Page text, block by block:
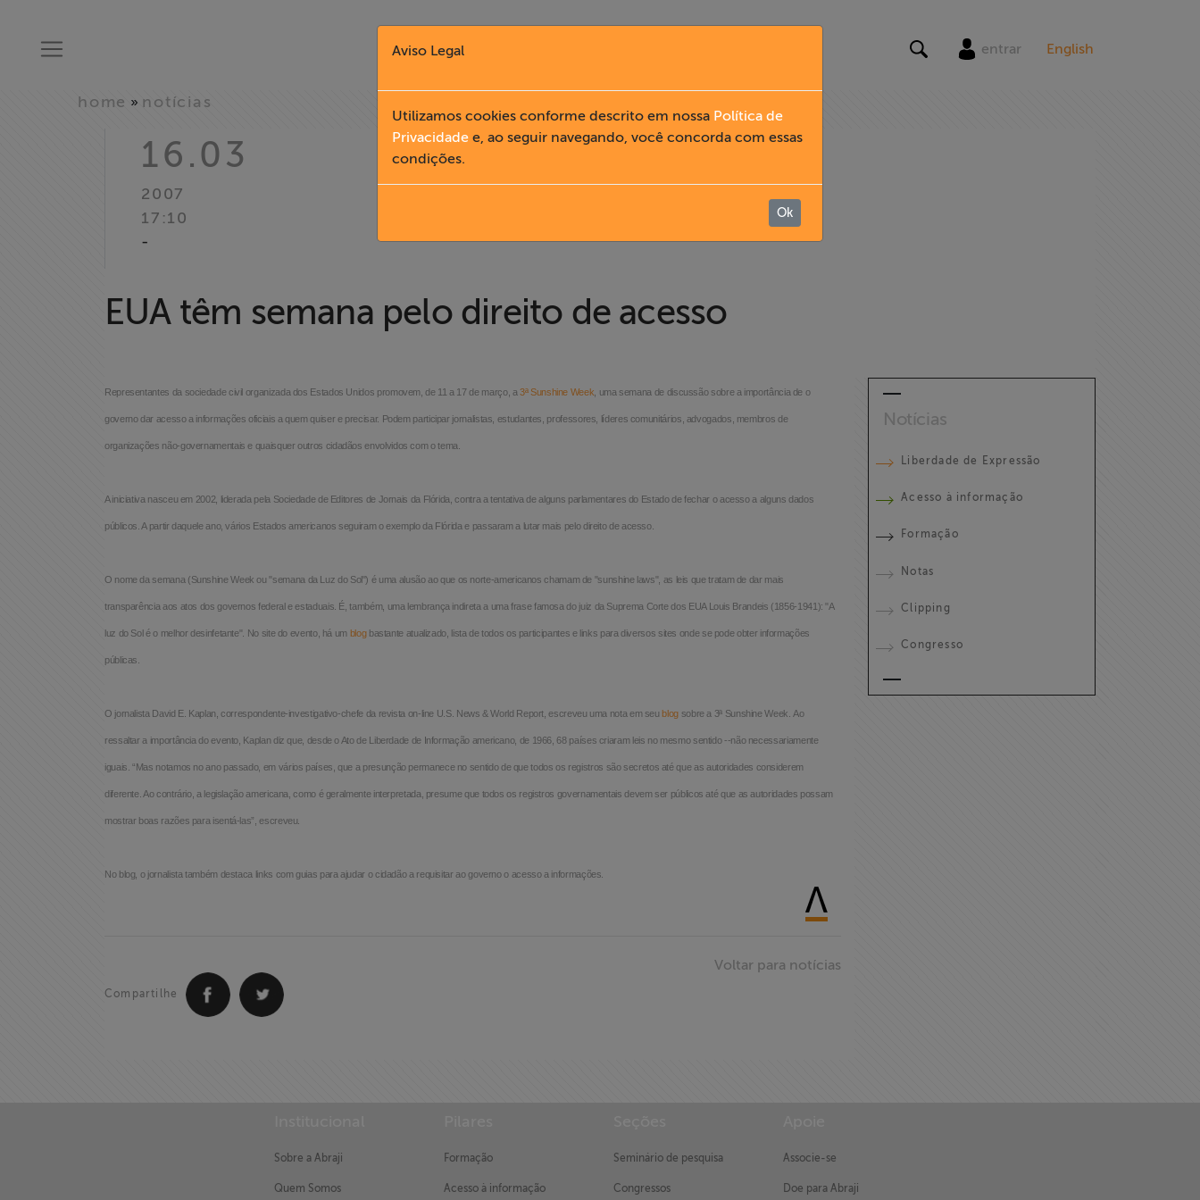
Proteção Legal
Homenageados
exclusivo para
entrar English
home » notícias
16.03
2007
17:10
-
EUA têm semana pelo direito de acesso
Representantes da sociedade civil organizada dos Estados Unidos promovem, de 11 a 17 de março, a3ª Sunshine Week , uma semana de discussão sobre a importância de o
governo dar acesso a informações oficiais a quem quiser e precisar. Podem participar jornalistas, estudantes, professores, líderes comunitários, advogados, membros de
organizações não-governamentais e quaisquer outros cidadãos envolvidos com o tema.
A iniciativa nasceu em 2002, liderada pela Sociedade de Editores de Jornais da Flórida, contra a tentativa de alguns parlamentares do Estado de fechar o acesso a alguns dados
públicos. A partir daquele ano, vários Estados americanos seguiram o exemplo da Flórida e passaram a lutar mais pelo direito de acesso.
O nome da semana (Sunshine Week ou "semana da Luz do Sol") é uma alusão ao que os norte-americanos chamam de "sunshine laws", as leis que tratam de dar mais
transparência aos atos dos governos federal e estaduais. É, também, uma lembrança indireta a uma frase famosa do juiz da Suprema Corte dos EUA Louis Brandeis (1856-1941): "A
luz do Sol é o melhor desinfetante". No site do evento, há um blogbastante atualizado, lista de todos os participantes e links para diversos sites onde se pode obter informações
públicas.
O jornalista David E. Kaplan, correspondente-investigativo-chefe da revista on-line U.S. News & World Report, escreveu uma nota em seublogsobre a 3ª Sunshine Week. Ao
ressaltar a importância do evento, Kaplan diz que, desde o Ato de Liberdade de Informação americano, de 1966, 68 países criaram leis no mesmo sentido --não necessariamente
iguais. “Mas notamos no ano passado, em vários países, que a presunção permanece no sentido de que todos os registros são secretos até que as autoridades considerem
diferente. Ao contrário, a legislação americana, como é geralmente interpretada, presume que todos os registros governamentais devem ser públicos até que as autoridades possam
mostrar boas razões para isentá-las”, escreveu.
No blog, o jornalista também destaca links com guias para ajudar o cidadão a requisitar ao governo o acesso a informações.
Compartilhe
Voltar para notícias
Notícias
Liberdade de Expressão
Acesso à informação
Formação
Notas
Clipping
Congresso
Sobre a Abraji
Quem Somos
Formação
Acesso à informação
Seminário de pesquisa
Congressos
Associe-se
Doe para Abraji
Aviso Legal
Utilizamos cookies conforme descrito em nossa Política de
Privacidade e, ao seguir navegando, você concorda com essas
condições.
Ok